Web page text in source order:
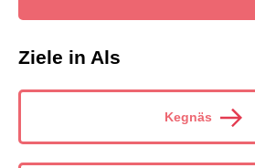
Ziele in Als
Kegnäs